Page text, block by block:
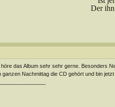
Der
das Album sehr sehr gerne. Besonders
ganzen Nachmittag die CD gehört und bin